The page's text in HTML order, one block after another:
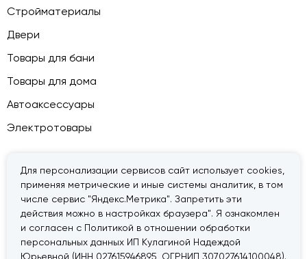
Для персонализации сервисов сайт использует cookies,
применяя метрические и иные системы аналитик, в том
числе сервис "Яндекс.Метрика". Запретить эти
действия можно в настройках браузера". Я ознакомлен
и согласен с Политикой в отношении обработки
персональных данных ИП Кулагиной Надеждой
Юрьевной (ИНН 027615946895, ОГРНИП 307027614100048).
Стройматериалы
Двери
Товары для бани
Товары для дома
Автоаксессуары
Электротовары
© 2026 — «Дачник».Правовая информация